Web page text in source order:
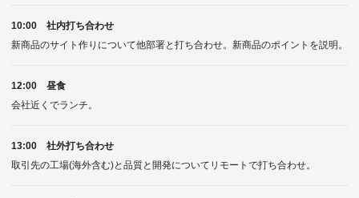
10:00 社内打ち合わせ
新商品のサイト作りについて他部署と打ち合わせ。新商品のポイントを説明。
12:00 昼食
会社近くでランチ。
13:00 社外打ち合わせ
取引先の工場(海外含む)と品質と開発についてリモートで打ち合わせ。